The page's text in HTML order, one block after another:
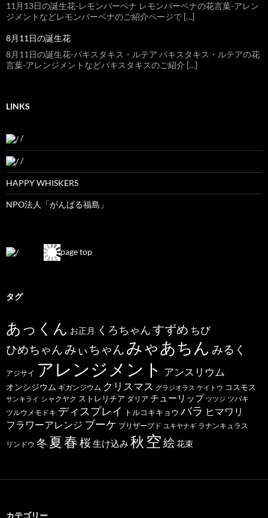
11月13日の誕生花-レモンバーベナ レモンバーベナの花言葉-アレン
ジメントなどレモンバーベナのご紹介ページで […]
8月11日の誕生花
8月11日の誕生花-パキスタキス・ルテア パキスタキス・ルテアの花
言葉-アレンジメントなどパキスタキスのご紹介 […]
LINKS
/
/
HAPPY WHISKERS
NPO法人「がんばる福島」
page top
タグ
あっくん お正月 くろちゃんすずめ ちび
ひめちゃんみぃちゃん みゃあちん みるく
アジサイ アレンジメント アンスリウム
オンシジウム ギガンジウム クリスマス グラジオラス ケイトウ コスモス
サンキライ シャクヤク ストレリチア ダリア チューリップ ツツジ ツバキ
ツルウメモドキ ディスプレイ トルコキキョウ バラ ヒマワリ
フラワーアレンジ ブーケ プリザーブド ユキヤナギ ラナンキュラス
リンドウ 冬 夏春桜生け込み 秋 空絵花束
カテゴリー